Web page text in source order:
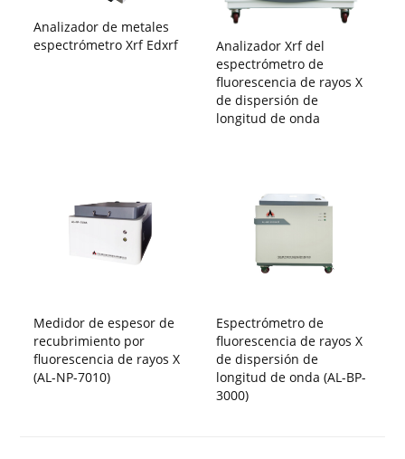
Analizador de metales
espectrómetro Xrf Edxrf
Analizador Xrf del
espectrómetro de
fluorescencia de rayos X
de dispersión de
longitud de onda
Medidor de espesor de
recubrimiento por
fluorescencia de rayos X
(AL-NP-7010)
Espectrómetro de
fluorescencia de rayos X
de dispersión de
longitud de onda (AL-BP-
3000)